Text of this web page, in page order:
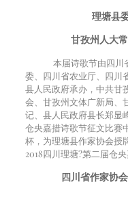
理塘县委
甘孜州人大
本届诗歌节由四川
委、四川省农业厅、四川
县人民政府承办，中共甘
会、甘孜州文体广新局、
记、县人民政府县长郑显
仓央嘉措诗歌节征文比赛
杯，为理塘县作家协会授
2018四川理塘?第二届仓央
四川省作家协